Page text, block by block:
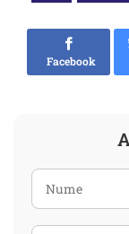
Facebook